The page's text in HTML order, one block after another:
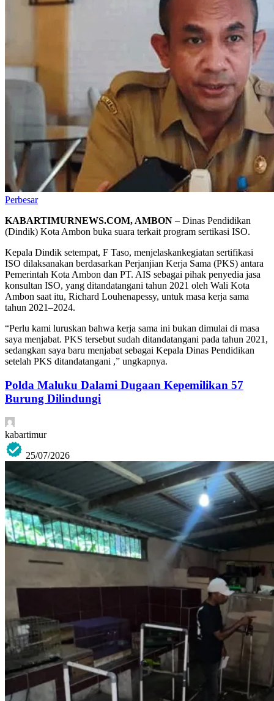
Perbesar
KABARTIMURNEWS.COM, AMBON – Dinas Pendidikan
(Dindik) Kota Ambon buka suara terkait program sertikasi ISO.
Kepala Dindik setempat, F Taso, menjelaskankegiatan sertifikasi
ISO dilaksanakan berdasarkan Perjanjian Kerja Sama (PKS) antara
Pemerintah Kota Ambon dan PT. AIS sebagai pihak penyedia jasa
konsultan ISO, yang ditandatangani tahun 2021 oleh Wali Kota
Ambon saat itu, Richard Louhenapessy, untuk masa kerja sama
tahun 2021–2024.
“Perlu kami luruskan bahwa kerja sama ini bukan dimulai di masa
saya menjabat. PKS tersebut sudah ditandatangani pada tahun 2021,
sedangkan saya baru menjabat sebagai Kepala Dinas Pendidikan
setelah PKS ditandatangani ,” ungkapnya.
Polda Maluku Dalami Dugaan Kepemilikan 57
Burung Dilindungi
kabartimur
25/07/2026